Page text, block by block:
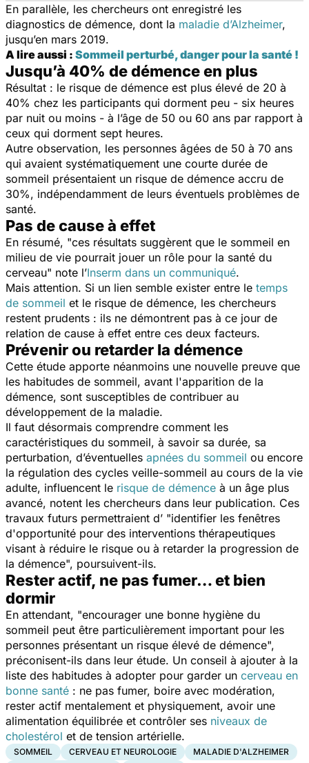
En parallèle, les chercheurs ont enregistré les
diagnostics de démence, dont la maladie d’Alzheimer,
jusqu’en mars 2019.
A lire aussi : Sommeil perturbé, danger pour la santé !
Jusqu’à 40% de démence en plus
Résultat : le risque de démence est plus élevé de 20 à
40% chez les participants qui dorment peu - six heures
par nuit ou moins - à l’âge de 50 ou 60 ans par rapport à
ceux qui dorment sept heures.
Autre observation, les personnes âgées de 50 à 70 ans
qui avaient systématiquement une courte durée de
sommeil présentaient un risque de démence accru de
30%, indépendamment de leurs éventuels problèmes de
santé.
Pas de cause à effet
En résumé, "ces résultats suggèrent que le sommeil en
milieu de vie pourrait jouer un rôle pour la santé du
cerveau" note l’Inserm dans un communiqué.
Mais attention. Si un lien semble exister entre le temps
de sommeil et le risque de démence, les chercheurs
restent prudents : ils ne démontrent pas à ce jour de
relation de cause à effet entre ces deux facteurs.
Prévenir ou retarder la démence
Cette étude apporte néanmoins une nouvelle preuve que
les habitudes de sommeil, avant l'apparition de la
démence, sont susceptibles de contribuer au
développement de la maladie.
Il faut désormais comprendre comment les
caractéristiques du sommeil, à savoir sa durée, sa
perturbation, d’éventuelles apnées du sommeil ou encore
la régulation des cycles veille-sommeil au cours de la vie
adulte, influencent le risque de démence à un âge plus
avancé, notent les chercheurs dans leur publication. Ces
travaux futurs permettraient d’ "identifier les fenêtres
d'opportunité pour des interventions thérapeutiques
visant à réduire le risque ou à retarder la progression de
la démence", poursuivent-ils.
Rester actif, ne pas fumer… et bien
dormir
En attendant, "encourager une bonne hygiène du
sommeil peut être particulièrement important pour les
personnes présentant un risque élevé de démence",
préconisent-ils dans leur étude. Un conseil à ajouter à la
liste des habitudes à adopter pour garder un cerveau en
bonne santé : ne pas fumer, boire avec modération,
rester actif mentalement et physiquement, avoir une
alimentation équilibrée et contrôler ses niveaux de
cholestérol et de tension artérielle.
SOMMEIL CERVEAU ET NEUROLOGIE
MALADIE D'ALZHEIMER